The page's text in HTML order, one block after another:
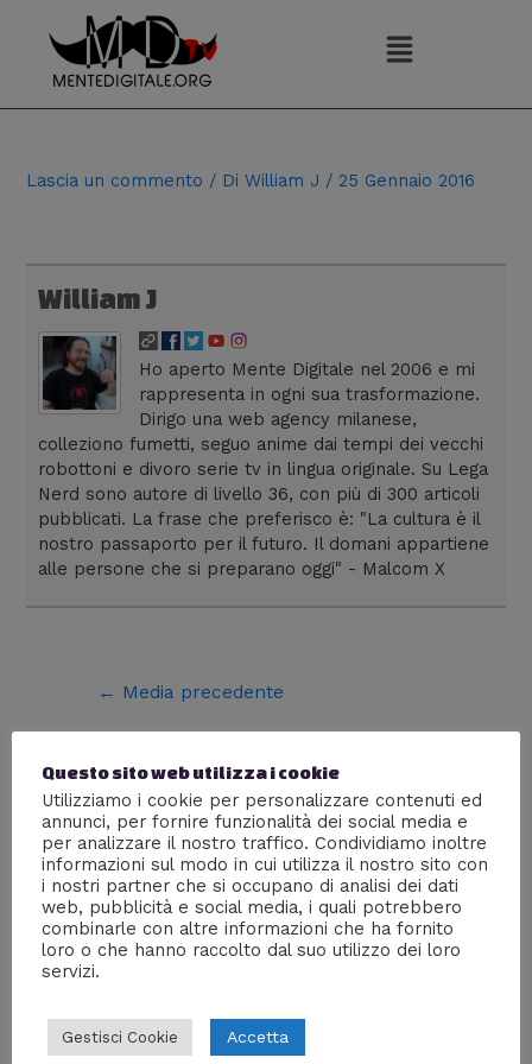
contenuto
Lascia un commento / DiWilliam J / 25 Gennaio 2016
William J
Ho aperto Mente Digitale nel 2006 e mi
rappresenta in ogni sua trasformazione.
Dirigo una web agency milanese,
colleziono fumetti, seguo anime dai tempi dei vecchi
robottoni e divoro serie tv in lingua originale. Su Lega
Nerd sono autore di livello 36, con più di 300 articoli
pubblicati. La frase che preferisco è: "La cultura è il
nostro passaporto per il futuro. Il domani appartiene
alle persone che si preparano oggi" - Malcom X
← Media precedente
Lascia un commento
Devi essereconnesso per inviare un commento.
ACCEDI CON FACEBOOK!
Accetto il trattamento dei miei dati come da Informativa sulla
privacy.
Questo sito web utilizza i cookie
Utilizziamo i cookie per personalizzare contenuti ed
annunci, per fornire funzionalità dei social media e
per analizzare il nostro traffico. Condividiamo inoltre
informazioni sul modo in cui utilizza il nostro sito con
i nostri partner che si occupano di analisi dei dati
web, pubblicità e social media, i quali potrebbero
combinarle con altre informazioni che ha fornito
loro o che hanno raccolto dal suo utilizzo dei loro
servizi.
Gestisci Cookie Accetta